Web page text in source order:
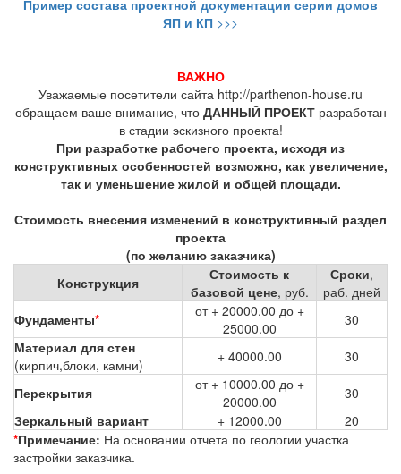
Пример состава проектной документации серии домов
ЯП и КП >>>
ВАЖНО
Уважаемые посетители сайта http://parthenon-house.ru
обращаем ваше внимание, что ДАННЫЙ ПРОЕКТразработан
в стадии эскизного проекта!
При разработке рабочего проекта, исходя из
конструктивных особенностей возможно, как увеличение,
так и уменьшение жилой и общей площади.
Стоимость внесения изменений в конструктивный раздел
проекта
(по желанию заказчика)
Конструкция
Стоимость к
базовой цене, руб.
Сроки,
раб. дней
Фундаменты*
от + 20000.00 до +
25000.00
30
Материал для стен
(кирпич,блоки, камни)
+ 40000.00 30
Перекрытия
от + 10000.00 до +
20000.00
30
Зеркальный вариант
+ 12000.00
20
*Примечание: На основании отчета по геологии участка
застройки заказчика.